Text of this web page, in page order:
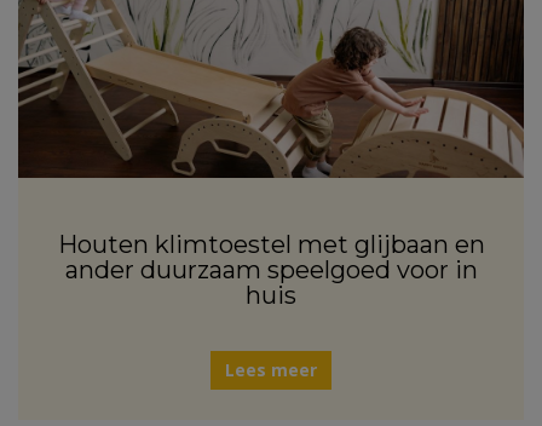
Houten klimtoestel met glijbaan en
ander duurzaam speelgoed voor in
huis
Lees meer